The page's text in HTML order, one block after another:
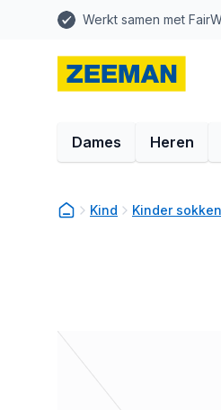
Werkt samen met
Dames Heren
Kind Kinder sokken